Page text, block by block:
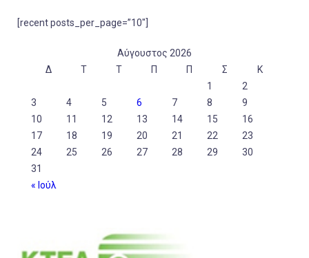
[recent posts_per_page=”10″]
Αύγουστος 2026
Δ
Τ Τ Π Π Σ
Κ
1
2
3
4 5 6 7 8
9
10
11 12 13 14 15
16
17
18 19 20 21 22
23
24
25 26 27 28 29
30
31
« Ιούλ